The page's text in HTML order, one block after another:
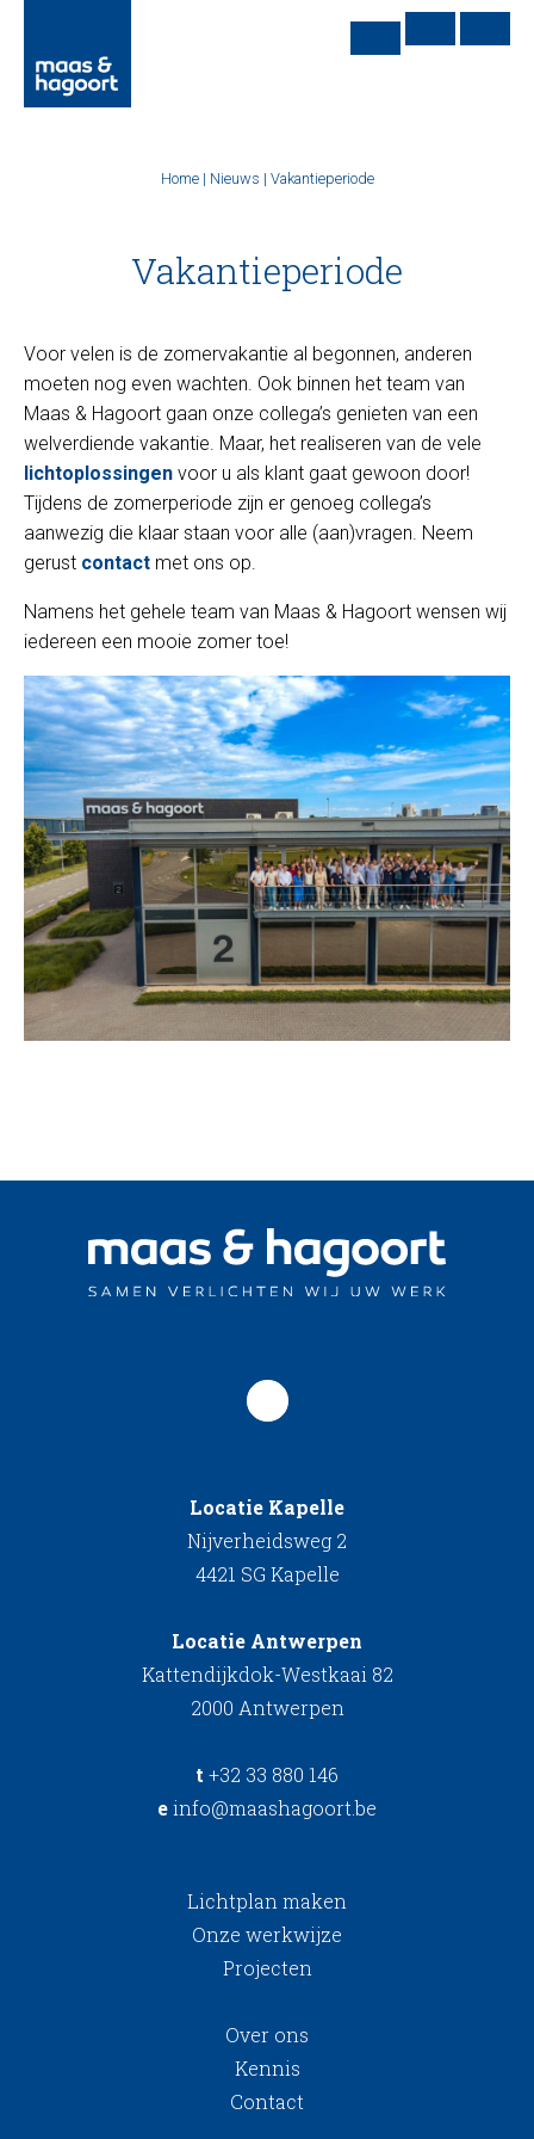
Home| Nieuws | Vakantieperiode
Vakantieperiode
Voor velen is de zomervakantie al begonnen, anderen
moeten nog even wachten. Ook binnen het team van
Maas & Hagoort gaan onze collega’s genieten van een
welverdiende vakantie. Maar, het realiseren van de vele
lichtoplossingen voor u als klant gaat gewoon door!
Tijdens de zomerperiode zijn er genoeg collega’s
aanwezig die klaar staan voor alle (aan)vragen. Neem
gerust contact met ons op.
Namens het gehele team van Maas & Hagoort wensen wij
iedereen een mooie zomer toe!
Locatie Kapelle
Nijverheidsweg 2
4421 SG Kapelle
Locatie Antwerpen
Kattendijkdok-Westkaai 82
2000 Antwerpen
t +32 33 880 146
einfo@maashagoort.be
Lichtplan maken
Onze werkwijze
Projecten
Over ons
Kennis
Contact